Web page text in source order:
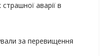
аварії в
за перевищення